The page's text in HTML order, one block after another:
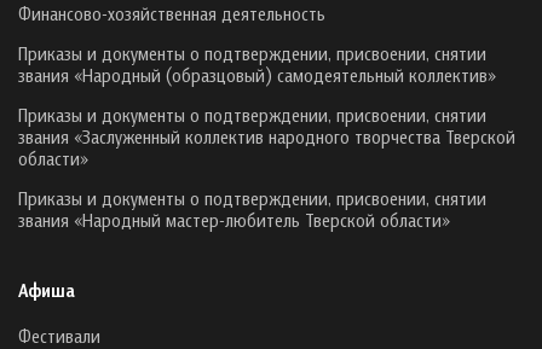
Финансово-хозяйственная деятельность
Приказы и документы о подтверждении, присвоении, снятии
звания «Народный (образцовый) самодеятельный коллектив»
Приказы и документы о подтверждении, присвоении, снятии
звания «Заслуженный коллектив народного творчества Тверской
области»
Приказы и документы о подтверждении, присвоении, снятии
звания «Народный мастер-любитель Тверской области»
Афиша
Фестивали